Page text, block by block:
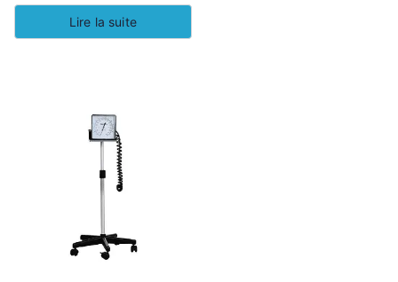
Lire la suite